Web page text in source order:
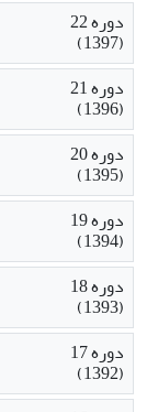
دوره 22
(1397)
دوره 21
(1396)
دوره 20
(1395)
دوره 19
(1394)
دوره 18
(1393)
دوره 17
(1392)